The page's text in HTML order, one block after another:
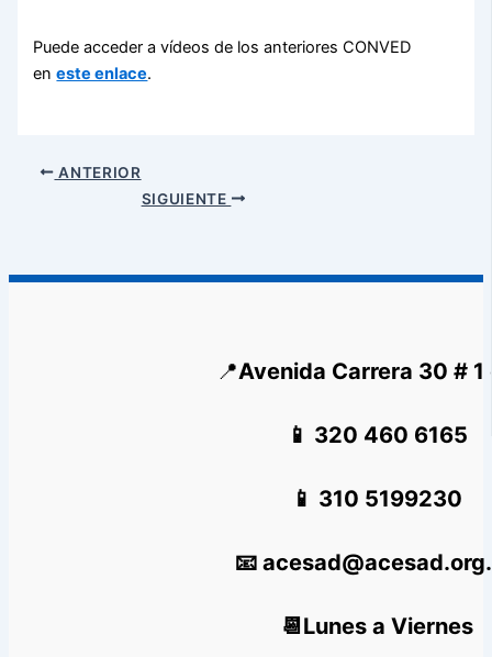
Puede acceder a vídeos de los anteriores CONVED
eneste enlace.
ANTERIOR
SIGUIENTE
📍Avenida Carrera 30 # 1
📱 320 460 6165
📱 310 5199230
📧
📆Lunes a Viernes